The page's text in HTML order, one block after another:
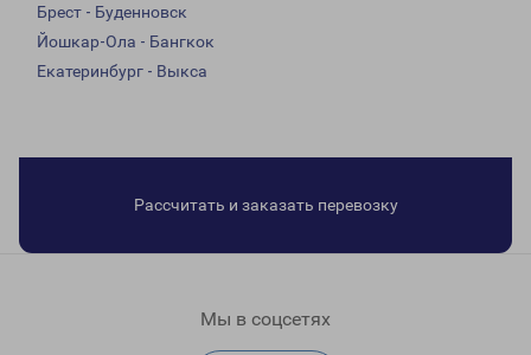
Брест - Буденновск
Йошкар-Ола - Бангкок
Екатеринбург - Выкса
Рассчитать и заказать перевозку
Мы в соцсетях